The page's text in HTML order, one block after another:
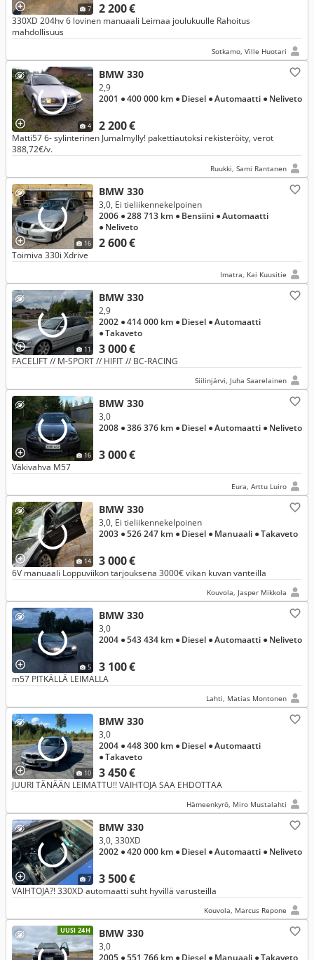
7 2 200 €
330XD 204hv 6 lovinen manuaali Leimaa joulukuulle Rahoitus
mahdollisuus
Sotkamo, Ville Huotari
4
BMW 330
2 200 €
2,9
2001 ● 400 000 km ● Diesel ● Automaatti ● Neliveto
Matti57 6- sylinterinen Jumalmylly! pakettiautoksi rekisteröity, verot
388,72€/v.
Ruukki, Sami Rantanen
16
BMW 330
2 600 €
3,0, Ei tieliikennekelpoinen
2006 ● 288 713 km ● Bensiini ● Automaatti
● Neliveto
Toimiva 330i Xdrive
Imatra, Kai Kuusitie
11
BMW 330
3 000 €
2,9
2002 ● 414 000 km ● Diesel ● Automaatti
● Takaveto
FACELIFT // M-SPORT // HIFIT // BC-RACING
Siilinjärvi, Juha Saarelainen
16
BMW 330
3 000 €
3,0
2008 ● 386 376 km ● Diesel ● Automaatti ● Neliveto
Väkivahva M57
Eura, Arttu Luiro
14
BMW 330
3 000 €
3,0, Ei tieliikennekelpoinen
2003 ● 526 247 km ● Diesel ● Manuaali ● Takaveto
6V manuaali Loppuviikon tarjouksena 3000€ vikan kuvan vanteilla
Kouvola, Jasper Mikkola
5
BMW 330
3 100 €
3,0
2004 ● 543 434 km ● Diesel ● Automaatti ● Neliveto
m57 PITKÄLLÄ LEIMALLA
Lahti, Matias Montonen
10
BMW 330
3 450 €
3,0
2004 ● 448 300 km ● Diesel ● Automaatti
● Takaveto
JUURI TÄNÄÄN LEIMATTU!! VAIHTOJA SAA EHDOTTAA
Hämeenkyrö, Miro Mustalahti
7
BMW 330
3 500 €
3,0, 330XD
2002 ● 420 000 km ● Diesel ● Automaatti ● Neliveto
VAIHTOJA?! 330XD automaatti suht hyvillä varusteilla
Kouvola, Marcus Repone
UUSI 24H BMW 330
3,0
2005 ● 551 766 km ● Diesel ● Manuaali ● Takaveto